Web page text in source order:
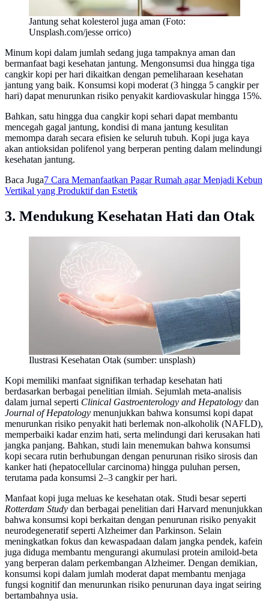
Jantung sehat kolesterol juga aman (Foto:
Unsplash.com/jesse orrico)
Minum kopi dalam jumlah sedang juga tampaknya aman dan
bermanfaat bagi kesehatan jantung. Mengonsumsi dua hingga tiga
cangkir kopi per hari dikaitkan dengan pemeliharaan kesehatan
jantung yang baik. Konsumsi kopi moderat (3 hingga 5 cangkir per
hari) dapat menurunkan risiko penyakit kardiovaskular hingga 15%.
Bahkan, satu hingga dua cangkir kopi sehari dapat membantu
mencegah gagal jantung, kondisi di mana jantung kesulitan
memompa darah secara efisien ke seluruh tubuh. Kopi juga kaya
akan antioksidan polifenol yang berperan penting dalam melindungi
kesehatan jantung.
Baca Juga7 Cara Memanfaatkan Pagar Rumah agar Menjadi Kebun
Vertikal yang Produktif dan Estetik
3. Mendukung Kesehatan Hati dan Otak
Ilustrasi Kesehatan Otak (sumber: unsplash)
Kopi memiliki manfaat signifikan terhadap kesehatan hati
berdasarkan berbagai penelitian ilmiah. Sejumlah meta-analisis
dalam jurnal seperti Clinical Gastroenterology and Hepatology dan
Journal of Hepatology menunjukkan bahwa konsumsi kopi dapat
menurunkan risiko penyakit hati berlemak non-alkoholik (NAFLD),
memperbaiki kadar enzim hati, serta melindungi dari kerusakan hati
jangka panjang. Bahkan, studi lain menemukan bahwa konsumsi
kopi secara rutin berhubungan dengan penurunan risiko sirosis dan
kanker hati (hepatocellular carcinoma) hingga puluhan persen,
terutama pada konsumsi 2–3 cangkir per hari.
Manfaat kopi juga meluas ke kesehatan otak. Studi besar seperti
Rotterdam Study dan berbagai penelitian dari Harvard menunjukkan
bahwa konsumsi kopi berkaitan dengan penurunan risiko penyakit
neurodegeneratif seperti Alzheimer dan Parkinson. Selain
meningkatkan fokus dan kewaspadaan dalam jangka pendek, kafein
juga diduga membantu mengurangi akumulasi protein amiloid-beta
yang berperan dalam perkembangan Alzheimer. Dengan demikian,
konsumsi kopi dalam jumlah moderat dapat membantu menjaga
fungsi kognitif dan menurunkan risiko penurunan daya ingat seiring
bertambahnya usia.